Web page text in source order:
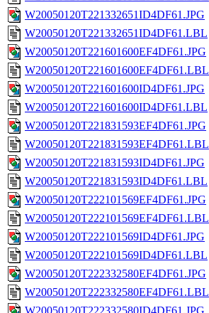
W20050120T221332651ID4DF61.JPG
W20050120T221332651ID4DF61.LBL
W20050120T221601600EF4DF61.JPG
W20050120T221601600EF4DF61.LBL
W20050120T221601600ID4DF61.JPG
W20050120T221601600ID4DF61.LBL
W20050120T221831593EF4DF61.JPG
W20050120T221831593EF4DF61.LBL
W20050120T221831593ID4DF61.JPG
W20050120T221831593ID4DF61.LBL
W20050120T222101569EF4DF61.JPG
W20050120T222101569EF4DF61.LBL
W20050120T222101569ID4DF61.JPG
W20050120T222101569ID4DF61.LBL
W20050120T222332580EF4DF61.JPG
W20050120T222332580EF4DF61.LBL